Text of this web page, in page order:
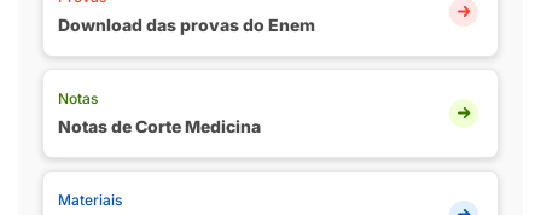
Download das provas do Enem
Notas
Notas de Corte Medicina
Materiais